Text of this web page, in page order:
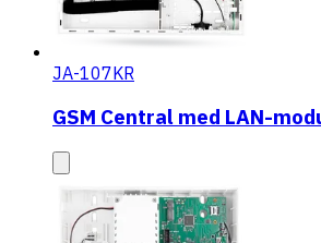
JA-107KR
GSM Central med LAN-